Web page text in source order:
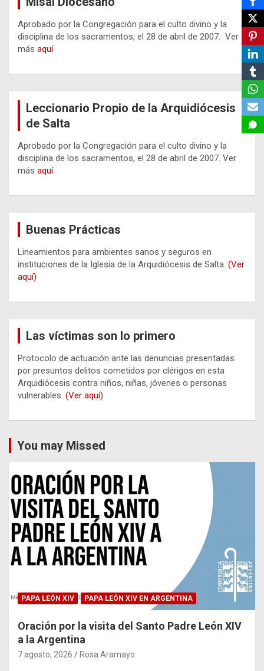
Aprobado por la Congregación para el culto divino y la
disciplina de los sacramentos, el 28 de abril de 2007. Ver
más aquí
Leccionario Propio de la Arquidiócesis
de Salta
Aprobado por la Congregación para el culto divino y la
disciplina de los sacramentos, el 28 de abril de 2007. Ver
más aquí
Buenas Prácticas
Lineamientos para ambientes sanos y seguros en
instituciones de la Iglesia de la Arquidiócesis de Salta. (Ver
aquí)
Las víctimas son lo primero
Protocolo de actuación ante las denuncias presentadas
por presuntos delitos cometidos por clérigos en esta
Arquidiócesis contra niños, niñas, jóvenes o personas
vulnerables. (Ver aquí)
You may Missed
PAPA LEÓN XIV PAPA LEÓN XIV EN ARGENTINA
Oración por la visita del Santo Padre León XIV
a la Argentina
7 agosto, 2026 Rosa Aramayo